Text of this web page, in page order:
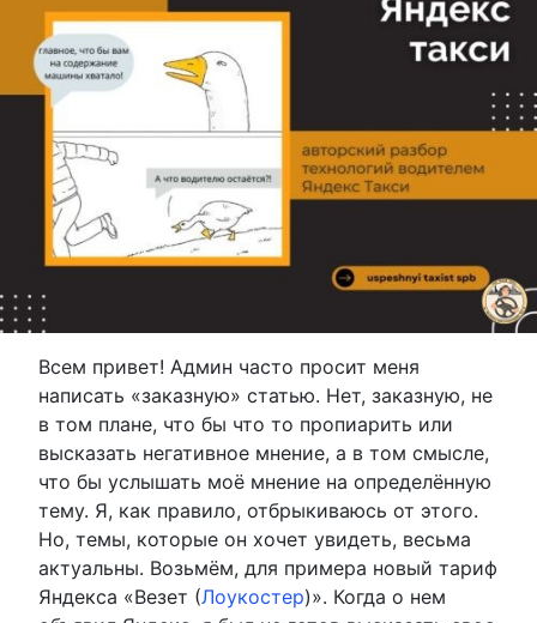
Всем привет! Админ часто просит меня
написать «заказную» статью. Нет, заказную, не
в том плане, что бы что то пропиарить или
высказать негативное мнение, а в том смысле,
что бы услышать моё мнение на определённую
тему. Я, как правило, отбрыкиваюсь от этого.
Но, темы, которые он хочет увидеть, весьма
актуальны. Возьмём, для примера новый тариф
Яндекса «Везет (Лоукостер)». Когда о нем